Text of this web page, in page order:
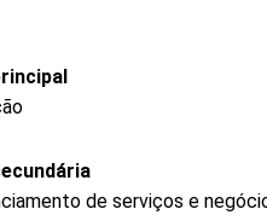
de serviços e